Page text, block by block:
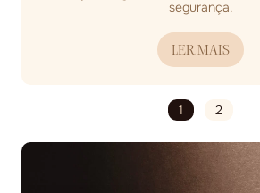
segurança.
LER MAIS
1 2